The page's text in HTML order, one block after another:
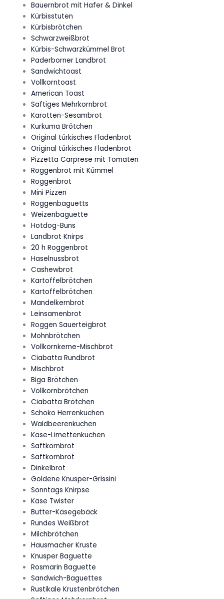
Bauernbrot mit Hafer & Dinkel
Kürbisstuten
Kürbisbrötchen
Schwarzweißbrot
Kürbis-Schwarzkümmel Brot
Paderborner Landbrot
Sandwichtoast
Vollkorntoast
American Toast
Saftiges Mehrkornbrot
Karotten-Sesambrot
Kurkuma Brötchen
Original türkisches Fladenbrot
Original türkisches Fladenbrot
Pizzetta Carprese mit Tomaten
Roggenbrot mit Kümmel
Roggenbrot
Mini Pizzen
Roggenbaguetts
Weizenbaguette
Hotdog-Buns
Landbrot Knirps
20 h Roggenbrot
Haselnussbrot
Cashewbrot
Kartoffelbrötchen
Kartoffelbrötchen
Mandelkernbrot
Leinsamenbrot
Roggen Sauerteigbrot
Mohnbrötchen
Vollkornkerne-Mischbrot
Ciabatta Rundbrot
Mischbrot
Biga Brötchen
Vollkornbrötchen
Ciabatta Brötchen
Schoko Herrenkuchen
Waldbeerenkuchen
Käse-Limettenkuchen
Saftkornbrot
Saftkornbrot
Dinkelbrot
Goldene Knusper-Grissini
Sonntags Knirpse
Käse Twister
Butter-Käsegebäck
Rundes Weißbrot
Milchbrötchen
Hausmacher Kruste
Knusper Baguette
Rosmarin Baguette
Sandwich-Baguettes
Rustikale Krustenbrötchen